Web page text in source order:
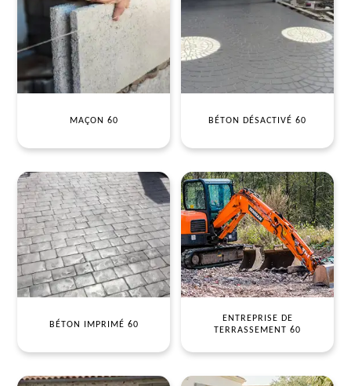
MAÇON 60 BÉTON DÉSACTIVÉ 60
BÉTON IMPRIMÉ 60
ENTREPRISE DE
TERRASSEMENT 60